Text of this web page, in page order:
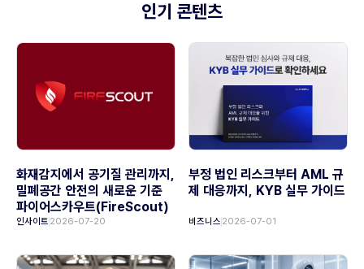
인기 콘텐츠
화재감지에서 공기질 관리까지,
밀폐공간 안전의 새로운 기준
파이어스카우트(FireScout)
인사이트 2026-07-20
부정 법인 리스크부터 AML 규
제 대응까지, KYB 실무 가이드
비즈니스 2026-07-01